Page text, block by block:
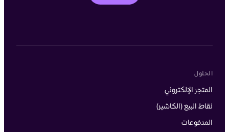
الحلول
المتجر الإلكتروني
نقاط البيع (الكاشير)
المدفوعات